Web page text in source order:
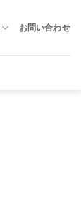
お問い合わせ